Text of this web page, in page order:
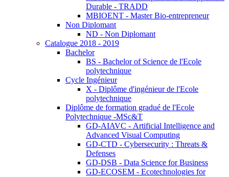
Durable - TRADD
MBIOENT - Master Bio-entrepreneur
Non Diplomant
ND - Non Diplomant
Catalogue 2018 - 2019
Bachelor
BS - Bachelor of Science de l'Ecole
polytechnique
Cycle Ingénieur
X - Diplôme d'ingénieur de l'Ecole
polytechnique
Diplôme de formation gradué de l'Ecole
Polytechnique -MSc&T
GD-AIAVC - Artificial Intelligence and
Advanced Visual Computing
GD-CTD - Cybersecurity : Threats &
Defenses
GD-DSB - Data Science for Business
GD-ECOSEM - Ecotechnologies for